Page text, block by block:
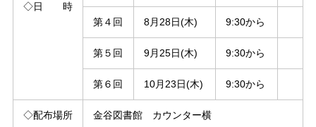
◇日 時
第４回 8月28日(木) 9:30から
第５回 9月25日(木) 9:30から
第６回 10月23日(木) 9:30から
◇配布場所 金谷図書館 カウンター横